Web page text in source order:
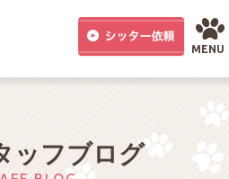
MENU
ッフブログ